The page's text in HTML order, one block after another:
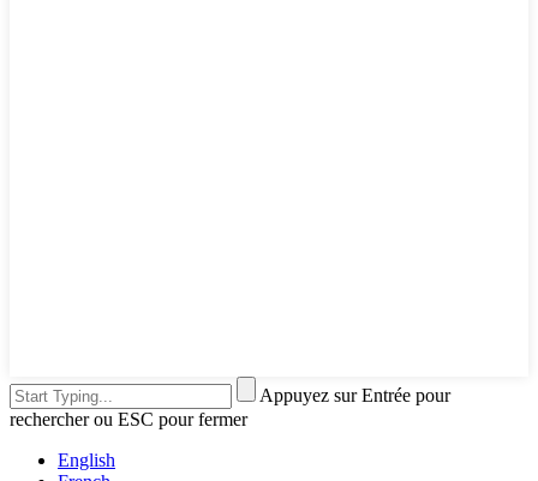
Appuyez sur Entrée pour
rechercher ou ESC pour fermer
English